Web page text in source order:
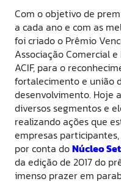
Com o objetivo de
a cada ano e com as
foi criado o Prêmio
Associação Comercial
ACIF, para o
fortalecimento e união
desenvolvimento. Hoje
diversos segmentos e
realizando ações que
empresas
por conta doNúcleo
da edição de 2017 do
imenso prazer em